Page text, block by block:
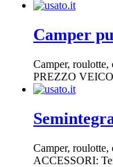
Camper
Camper, roulotte,
PREZZO
Camper, roulotte,
ACCESSORI: